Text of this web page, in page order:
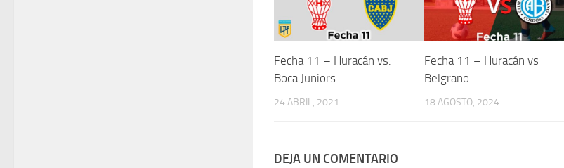
Fecha 11 – Huracán vs.
Boca Juniors
24 ABRIL, 2021
Fecha 11 – Huracán vs
Belgrano
18 AGOSTO, 2024
DEJA UN COMENTARIO